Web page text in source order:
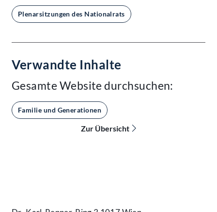
Plenarsitzungen des Nationalrats
Verwandte Inhalte
Gesamte Website durchsuchen:
Familie und Generationen
Zur Übersicht